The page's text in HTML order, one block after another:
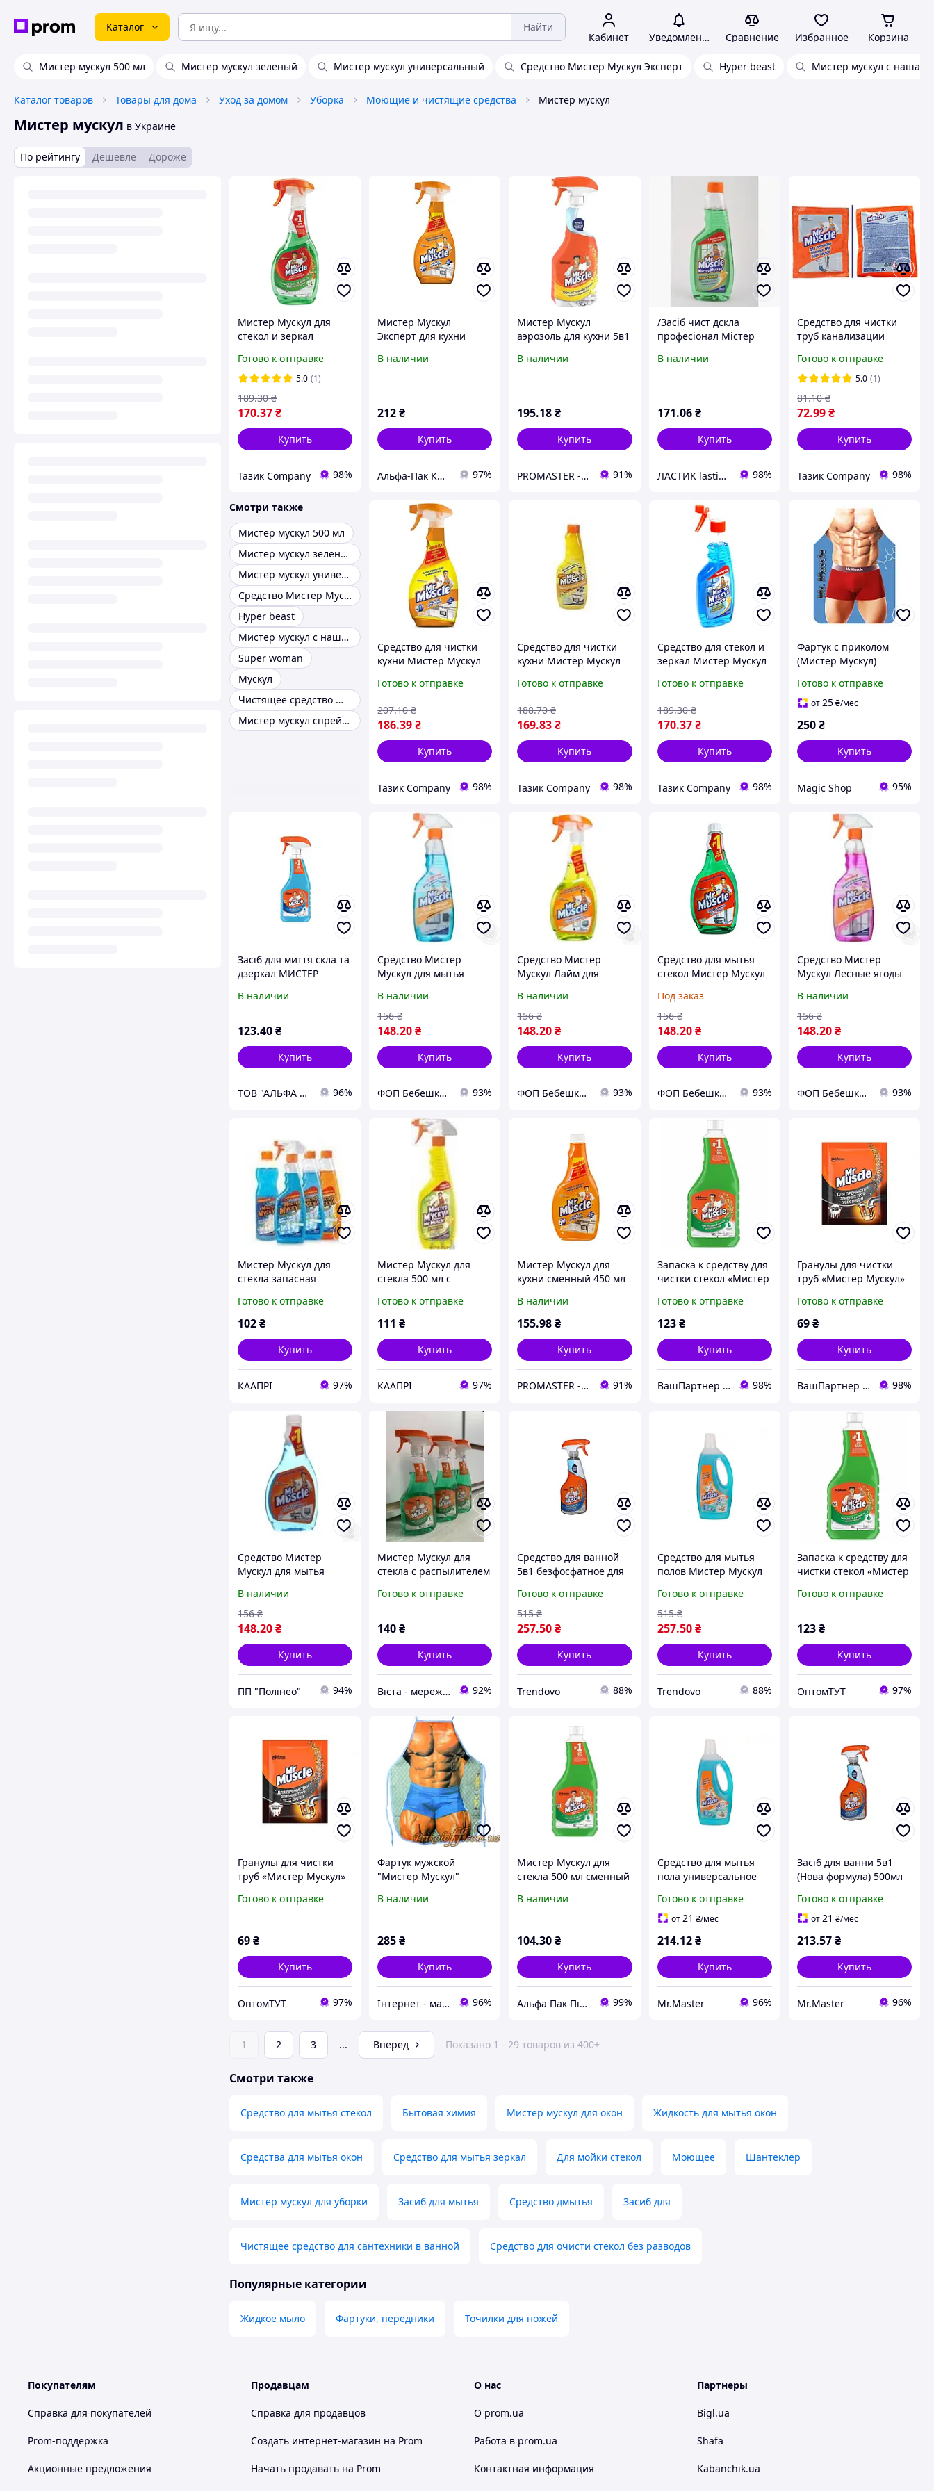
Каталог Найти
Кабинет Уведомления Сравнение Избранное Корзина
Мистер мускул 500 мл Мистер мускул зеленый Мистер мускул универсальный Средство Мистер Мускул Эксперт Hyper beast Мистер мускул с
Каталог товаров Товары для дома Уход за домом Уборка Моющие и чистящие средства Мистер мускул
Мистер мускул в Украине
По рейтингу Дешевле Дороже
Мистер Мускул для
стекол и зеркал
500мл
Готово к отправке
5.0 (1)
170.37₴
189.30 ₴
Купить
Тазик Company 98%
Мистер Мускул
Эксперт для кухни
курком-распылителем),
В наличии
212₴
Купить
Альфа-Пак Киев 97%
Мистер Мускул
аэрозоль для кухни 5в1
В наличии
195.18₴
Купить
PROMASTER - магазин ресторанного и профессионального кухонного оборудования, инвентаря и посуды 91%
/Засіб чист дскла
професіонал Містер
500мл зелений
В наличии
171.06 ₴
Купить
ЛАСТИК lastik.com.ua 98%
Средство для чистки
труб канализации
порошок 55010
Готово к отправке
5.0 (1)
72.99₴
81.10 ₴
Купить
Тазик Company 98%
Смотри также
Мистер мускул 500 мл
Мистер мускул зеленый
Мистер мускул универсальный
Средство Мистер Мускул Эксперт
Hyper beast
Мистер мускул с нашатырным спиртом
Super woman
Мускул
Чистящее средство Мистер Мускул
Мистер мускул спрей для кухни
Средство для чистки
кухни Мистер Мускул
распылителем 450мл
Готово к отправке
186.39₴
207.10 ₴
Купить
Тазик Company 98%
Средство для чистки
кухни Мистер Мускул
Готово к отправке
169.83₴
188.70 ₴
Купить
Тазик Company 98%
Средство для стекол и
зеркал Мистер Мускул
500мл
Готово к отправке
170.37 ₴
189.30 ₴
Купить
Тазик Company 98%
Фартук с приколом
(Мистер Мускул)
Готово к отправке
от25₴/мес
250₴
Купить
Magic Shop 95%
Засiб для миття скла та
дзеркал МИСТЕР
спиртом курок
В наличии
123.40₴
Купить
ТОВ "АЛЬФА ПАК" 96%
Средство Мистер
Мускул для мытья
со спиртом 500мл
В наличии
148.20₴
156 ₴
Купить
ФОП Бебешко Т. П. 93%
Средство Мистер
Мускул Лайм для
спиртом 500мл
Украина
В наличии
148.20₴
156 ₴
Купить
ФОП Бебешко Т. П. 93%
Средство для мытья
стекол Мистер Мускул
нашатырным спиртом
Запаска - 500 мл.
Под заказ
148.20 ₴
156 ₴
Купить
ФОП Бебешко Т. П. 93%
Средство Мистер
Мускул Лесные ягоды
500мл
В наличии
148.20₴
156 ₴
Купить
ФОП Бебешко Т. П. 93%
Мистер Мускул для
стекла запасная
Готово к отправке
102₴
Купить
КААПРІ 97%
Мистер Мускул для
стекла 500 мл с
Готово к отправке
111 ₴
Купить
КААПРІ 97%
Мистер Мускул для
кухни сменный 450 мл
В наличии
155.98₴
Купить
PROMASTER - магазин ресторанного и профессионального кухонного оборудования, инвентаря и посуды 91%
Запаска к средству для
чистки стекол «Мистер
зеленая
Готово к отправке
123 ₴
Купить
ВашПартнер - канцтовары, игрушки и детская книга, бытовая химия 98%
Гранулы для чистки
труб «Мистер Мускул»
Готово к отправке
69₴
Купить
ВашПартнер - канцтовары, игрушки и детская книга, бытовая химия 98%
Средство Мистер
Мускул для мытья
со спиртом запаска
500мл
В наличии
148.20₴
156 ₴
Купить
ПП "Полінео" 94%
Мистер Мускул для
стекла с распылителем
НДС
Готово к отправке
140₴
Купить
Віста - мережа будівельно-господарчих маркетів 92%
Средство для ванной
5в1 безфосфатное для
поверхностей и
загрязнений 500 мл ТМ
МИСТЕР МУСКУЛ
Готово к отправке
257.50₴
515 ₴
Купить
Trendovo 88%
Средство для мытья
полов Мистер Мускул
для всех видов
поверхностей с
ароматом свежести
Готово к отправке
257.50 ₴
515 ₴
Купить
Trendovo 88%
Запаска к средству для
чистки стекол «Мистер
зеленая
Готово к отправке
123₴
Купить
ОптомТУТ 97%
Гранулы для чистки
труб «Мистер Мускул»
Готово к отправке
69₴
Купить
ОптомТУТ 97%
Фартук мужской
"Мистер Мускул"
В наличии
285₴
Купить
Інтернет - магазин "Prikoloff" 96%
Мистер Мускул для
стекла 500 мл сменный
В наличии
104.30₴
Купить
Альфа Пак Південь. Виробник блістерного одноразового пакування. 99%
Средство для мытья
пола универсальное
оазис) ТМ МИСТЕР
МУСКУЛ BP
Готово к отправке
от21 ₴/мес
214.12 ₴
Купить
Mr.Master 96%
Засіб для ванни 5в1
(Нова формула) 500мл
Готово к отправке
от21 ₴/мес
213.57₴
Купить
Mr.Master 96%
1 2 3 ... Вперед Показано 1 - 29 товаров из 400+
Смотри также
Средство для мытья стекол Бытовая химия Мистер мускул для окон Жидкость для мытья окон
Средства для мытья окон Средство для мытья зеркал Для мойки стекол Моющее Шантеклер
Мистер мускул для уборки Засиб для мытья Средство дмытья Засиб для
Чистящее средство для сантехники в ванной Средство для очисти стекол без разводов
Популярные категории
Жидкое мыло Фартуки, передники Точилки для ножей
Покупателям
Справка для покупателей
Prom-поддержка
Акционные предложения
Продавцам
Справка для продавцов
Создать интернет-магазин на Prom
Начать продавать на Prom
О нас
О prom.ua
Работа в prom.ua
Контактная информация
Партнеры
Bigl.ua
Shafa
Kabanchik.ua